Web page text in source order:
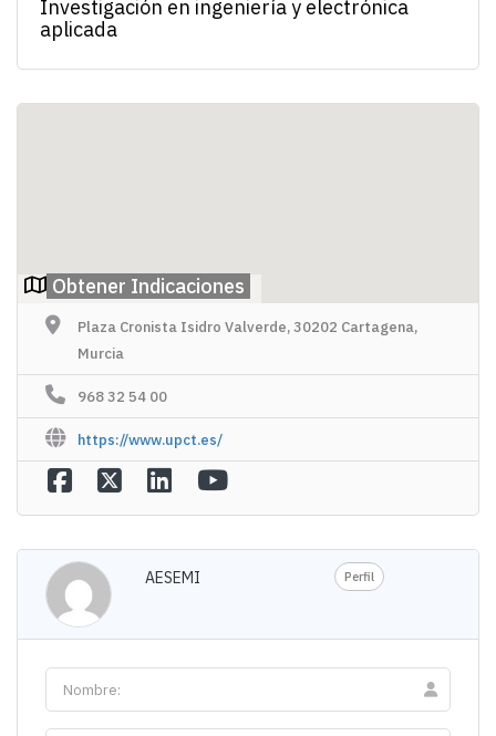
Investigación en ingeniería y electrónica
aplicada
Obtener Indicaciones
Plaza Cronista Isidro Valverde, 30202 Cartagena,
Murcia
968 32 54 00
https://www.upct.es/
AESEMI Perfil